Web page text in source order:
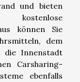
und bieten
können Sie
dem
Innenstadt
Carsharing-
ebenfalls